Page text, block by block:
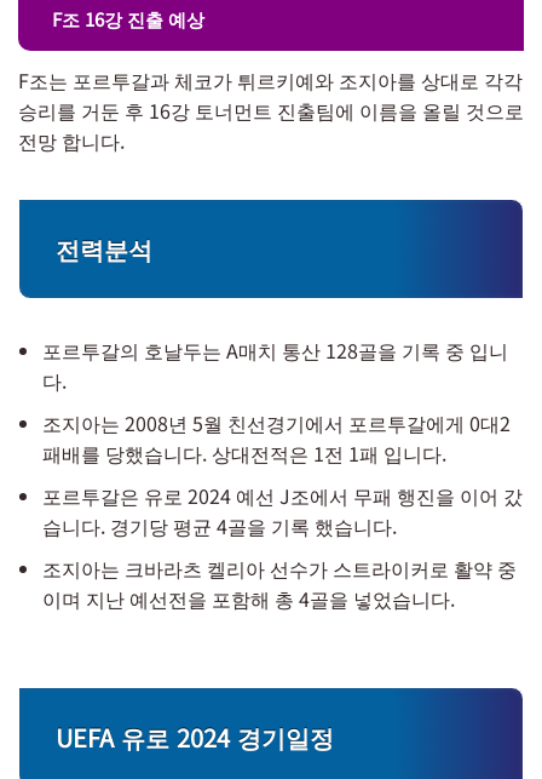
F조 16강 진출 예상
F조는 포르투갈과 체코가 튀르키예와 조지아를 상대로 각각
승리를 거둔 후 16강 토너먼트 진출팀에 이름을 올릴 것으로
전망 합니다.
전력분석
포르투갈의 호날두는 A매치 통산 128골을 기록 중 입니
다.
조지아는 2008년 5월 친선경기에서 포르투갈에게 0대2
패배를 당했습니다. 상대전적은 1전 1패 입니다.
포르투갈은 유로 2024 예선 J조에서 무패 행진을 이어 갔
습니다. 경기당 평균 4골을 기록 했습니다.
조지아는 크바라츠 켈리아 선수가 스트라이커로 활약 중
이며 지난 예선전을 포함해 총 4골을 넣었습니다.
UEFA 유로 2024 경기일정